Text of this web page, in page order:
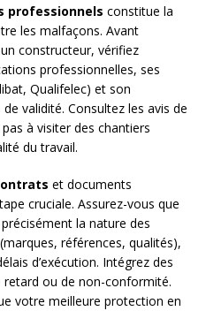
professionnels constitue la
les malfaçons. Avant
constructeur, vérifiez
professionnelles, ses
Qualifelec) et son
validité. Consultez les avis de
à visiter des chantiers
du travail.
et documents
cruciale. Assurez-vous que
la nature des
références, qualités),
d’exécution. Intégrez des
retard ou de non-conformité.
votre meilleure protection en